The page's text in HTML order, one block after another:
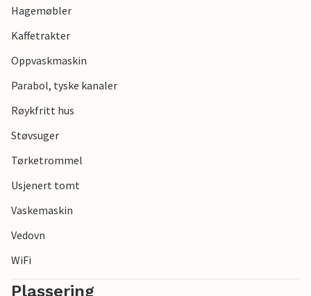
Hagemøbler
Kaffetrakter
Oppvaskmaskin
Parabol, tyske kanaler
Røykfritt hus
Støvsuger
Tørketrommel
Usjenert tomt
Vaskemaskin
Vedovn
WiFi
Plassering